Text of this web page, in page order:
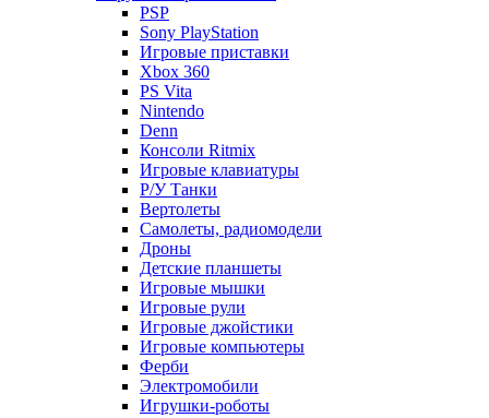
PSP
Sony PlayStation
Игровые приставки
Xbox 360
PS Vita
Nintendo
Denn
Консоли Ritmix
Игровые клавиатуры
Р/У Танки
Вертолеты
Самолеты, радиомодели
Дроны
Детские планшеты
Игровые мышки
Игровые рули
Игровые джойстики
Игровые компьютеры
Ферби
Электромобили
Игрушки-роботы